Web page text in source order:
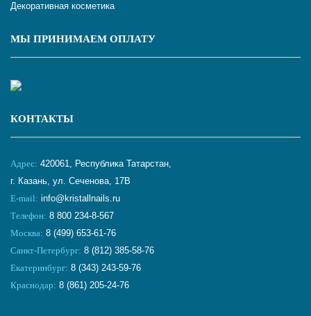
Декоративная косметика
МЫ ПРИНИМАЕМ ОПЛАТУ
КОНТАКТЫ
Адрес: 420061, Республика Татарстан,
г. Казань, ул. Сеченова, 17В
E-mail: info@kristallnails.ru
Телефон: 8 800 234-8-567
Москва: 8 (499) 653-61-76
Санкт-Петербург: 8 (812) 385-58-76
Екатеринбург: 8 (343) 243-59-76
Краснодар: 8 (861) 205-24-76